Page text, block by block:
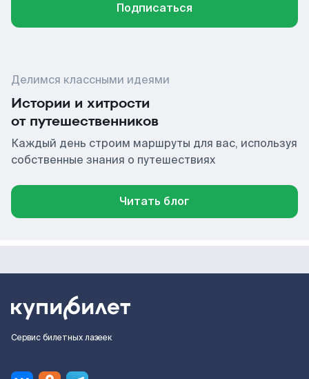
Подписаться
Делимся классными идеями
Истории и хитрости
от путешественников
Каждый день строим маршруты для вас, используя
собственные знания о путешествиях
Читать блог
Сервис билетных лазеек